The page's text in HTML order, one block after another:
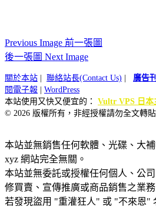
Previous Image 前一張圖
後一張圖 Next Image
關於本站 聯絡站長(Contact Us) 廣告
閱電子報
WordPress
本站使用又快又便宜的： Vultr VPS 日本
© 2026 版權所有，非經授權請勿全文轉貼
本站並無銷售任何軟體、光碟、大
xyz 網站完全無關。
本站並無委託或授權任何個人、公
修買賣、宣傳推廣或商品銷售之業務
若發現盜用 "重灌狂人" 或 "不來恩"